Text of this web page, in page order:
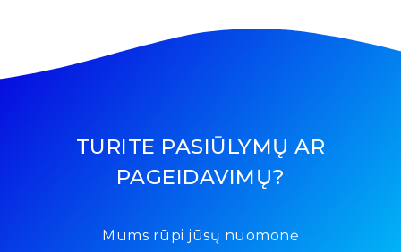
TURITE PASIŪLYMŲ AR
PAGEIDAVIMŲ?
Mums rūpi jūsų nuomonė